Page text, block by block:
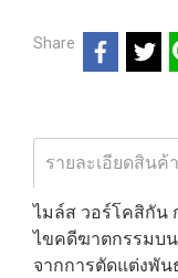
Share
รายละเอียดสินค้า
ไมล์ส วอร์โคสิกัน
ไขคดีฆาตกรรมบ
จากการตัดแต่งพัน